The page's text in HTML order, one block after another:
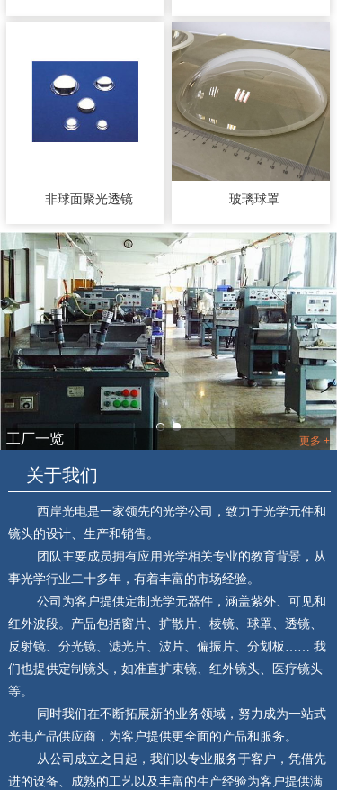
非球面聚光透镜 玻璃球罩
工厂一览
关于我们
西岸光电是一家领先的光学公司，致力于光学元件和
镜头的设计、生产和销售。
团队主要成员拥有应用光学相关专业的教育背景，从
事光学行业二十多年，有着丰富的市场经验。
公司为客户提供定制光学元器件，涵盖紫外、可见和
红外波段。产品包括窗片、扩散片、棱镜、球罩、透镜、
反射镜、分光镜、滤光片、波片、偏振片、分划板…… 我
们也提供定制镜头，如准直扩束镜、红外镜头、医疗镜头
等。
同时我们在不断拓展新的业务领域，努力成为一站式
光电产品供应商，为客户提供更全面的产品和服务。
从公司成立之日起，我们以专业服务于客户，凭借先
进的设备、成熟的工艺以及丰富的生产经验为客户提供满